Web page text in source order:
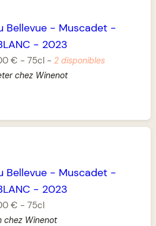
Bellevue- Muscadet-
- 2023
€ - 75cl- 2 disponibles
chez Winenot
Bellevue- Muscadet-
- 2023
€ - 75cl
chez Winenot